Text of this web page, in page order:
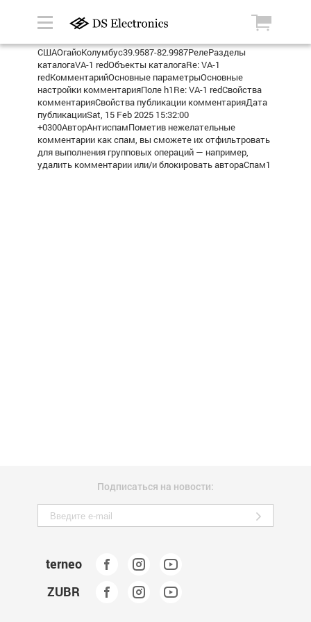
СШАОгайоКолумбус39.9587-82.9987РелеРазделы
каталогаVA-1 redОбъекты каталогаRe: VA-1
redКомментарийОсновные параметрыОсновные
настройки комментарияПоле h1Re: VA-1 redСвойства
комментарияСвойства публикации комментарияДата
публикацииSat, 15 Feb 2025 15:32:00
+0300АвторАнтиспамПометив нежелательные
комментарии как спам, вы сможете их отфильтровать
для выполнения групповых операций — например,
удалить комментарии или/и блокировать автораСпам1
Подписаться на новости:
terneo
ZUBR